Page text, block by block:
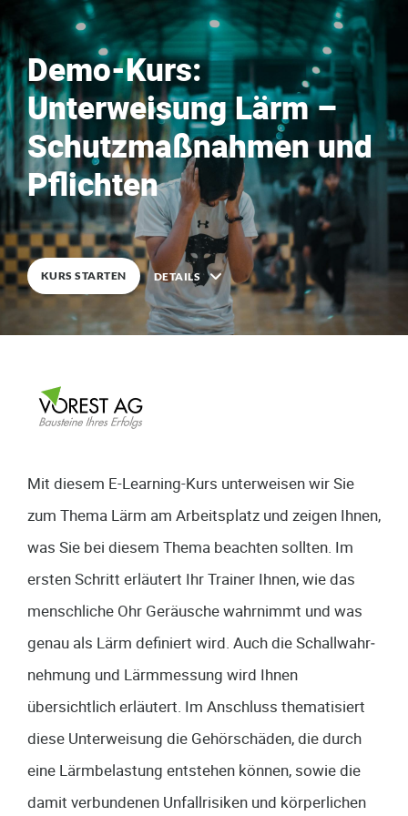
FERTIG
Demo-Kurs:
Unterweisung Lärm –
Schutz­maß­nahmen und
Pflichten
KURS STARTEN DETAILS
Description
Mit diesem E-Learning-Kurs unterweisen wir Sie
zum Thema Lärm am Arbeitsplatz und zeigen Ihnen,
was Sie bei diesem Thema beachten sollten. Im
ersten Schritt erläutert Ihr Trainer Ihnen, wie das
menschliche Ohr Geräusche wahrnimmt und was
genau als Lärm definiert wird. Auch die Schallwahr­
nehmung und Lärmmessung wird Ihnen
übersichtlich erläutert. Im Anschluss thematisiert
diese Unterweisung die Gehörschäden, die durch
eine Lärmbelastung entstehen können, sowie die
damit verbundenen Unfallrisiken und körperlichen